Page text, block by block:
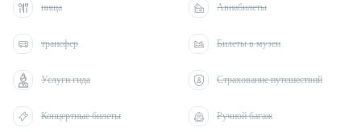
пища Авиабилеты
трансфер Билеты в музеи
Услуги гида Страхование путешествий
Концертные билеты Ручной багаж